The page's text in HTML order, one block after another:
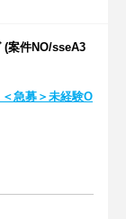
(案件NO/sseA3
＜急募＞未経験O